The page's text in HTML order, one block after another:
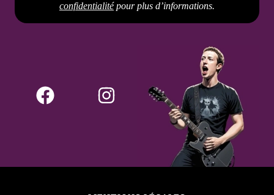
confidentialitépour plus d’informations.